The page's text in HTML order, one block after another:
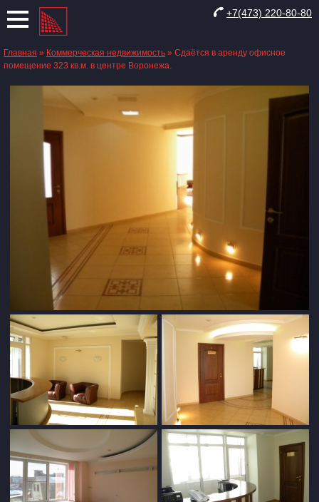
+7(473) 220-80-80
Главная » Коммерческая недвижимость » Сдаётся в аренду офисное
помещение 323 кв.м. в центре Воронежа.